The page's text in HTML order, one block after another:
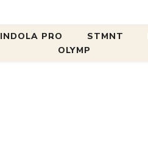
INDOLA PRO STMNT
OLYMP